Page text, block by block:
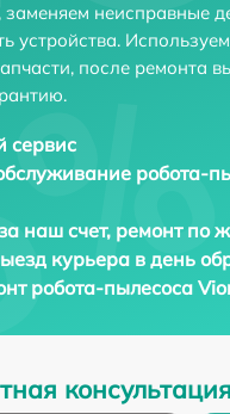
неисправные
устройства.
после ремонта
сервис
робота-
наш счет, ремонт по
курьера в день
робота-пылесоса